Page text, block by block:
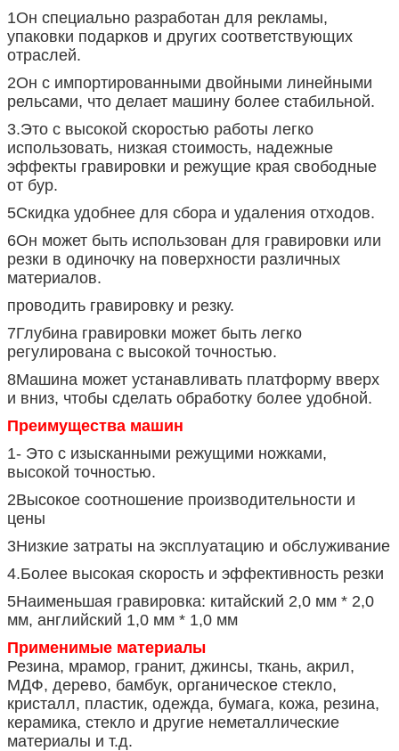
1Он специально разработан для рекламы,
упаковки подарков и других соответствующих
отраслей.
2Он с импортированными двойными линейными
рельсами, что делает машину более стабильной.
3.Это с высокой скоростью работы легко
использовать, низкая стоимость, надежные
эффекты гравировки и режущие края свободные
от бур.
5Скидка удобнее для сбора и удаления отходов.
6Он может быть использован для гравировки или
резки в одиночку на поверхности различных
материалов.
проводить гравировку и резку.
7Глубина гравировки может быть легко
регулирована с высокой точностью.
8Машина может устанавливать платформу вверх
и вниз, чтобы сделать обработку более удобной.
Преимущества машин
1- Это с изысканными режущими ножками,
высокой точностью.
2Высокое соотношение производительности и
цены
3Низкие затраты на эксплуатацию и обслуживание
4.Более высокая скорость и эффективность резки
5Наименьшая гравировка: китайский 2,0 мм * 2,0
мм, английский 1,0 мм * 1,0 мм
Применимые материалы
Резина, мрамор, гранит, джинсы, ткань, акрил,
МДФ, дерево, бамбук, органическое стекло,
кристалл, пластик, одежда, бумага, кожа, резина,
керамика, стекло и другие неметаллические
материалы и т.д.